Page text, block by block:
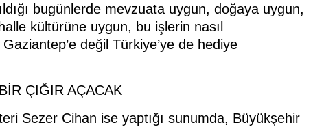
bugünlerde mevzuata uygun, doğaya uygun,
kültürüne uygun, bu işlerin nasıl
değil Türkiye’ye de hediye
ÇIĞIR AÇACAK
Sezer Cihan ise yaptığı sunumda, Büyükşehir